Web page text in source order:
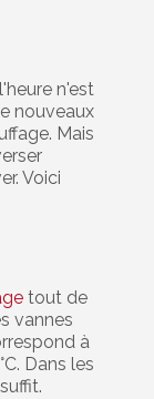
n'est
nouveaux
Mais
Voici
tout de
vannes
à
Dans les